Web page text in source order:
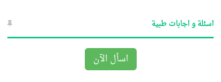
اسئلة و اجابات طبية
اسأل الآن